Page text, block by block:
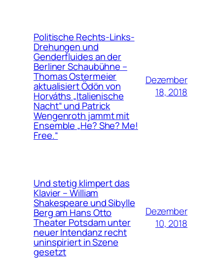
Politische Rechts-Links-
Drehungen und
Genderfluides an der
Berliner Schaubühne –
Thomas Ostermeier
aktualisiert Ödön von
Horváths „Italienische
Nacht“ und Patrick
Wengenroth jammt mit
Ensemble „He? She? Me!
Free.“
Dezember
18, 2018
Und stetig klimpert das
Klavier – William
Shakespeare und Sibylle
Berg am Hans Otto
Theater Potsdam unter
neuer Intendanz recht
uninspiriert in Szene
gesetzt
Dezember
10, 2018